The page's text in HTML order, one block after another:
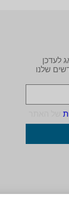
לעדכן
שלנו
של האתר